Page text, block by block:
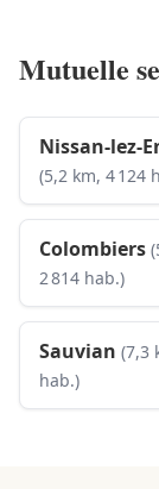
Mutuelle
Nissan-lez-
(5,2 km, 4 124
Colombiers
2 814 hab.)
Sauvian (7,3
hab.)